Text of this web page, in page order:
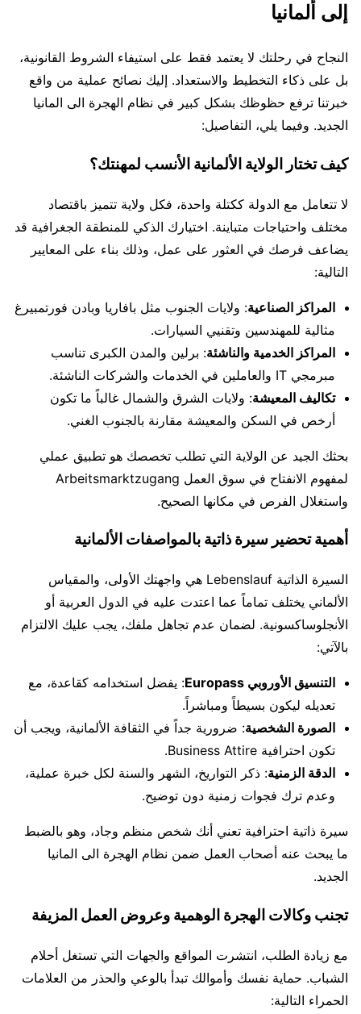
إلى ألمانيا
النجاح في رحلتك لا يعتمد فقط على استيفاء الشروط القانونية،
بل على ذكاء التخطيط والاستعداد. إليك نصائح عملية من واقع
خبرتنا ترفع حظوظك بشكل كبير في نظام الهجرة الى المانيا
الجديد. وفيما يلي، التفاصيل:
كيف تختار الولاية الألمانية الأنسب لمهنتك؟
لا تتعامل مع الدولة ككتلة واحدة، فكل ولاية تتميز باقتصاد
مختلف واحتياجات متباينة. اختيارك الذكي للمنطقة الجغرافية قد
يضاعف فرصك في العثور على عمل، وذلك بناء على المعايير
التالية:
المراكز الصناعية: ولايات الجنوب مثل بافاريا وبادن فورتمبيرغ
مثالية للمهندسين وتقنيي السيارات.
المراكز الخدمية والناشئة: برلين والمدن الكبرى تناسب
مبرمجي IT والعاملين في الخدمات والشركات الناشئة.
تكاليف المعيشة: ولايات الشرق والشمال غالباً ما تكون
أرخص في السكن والمعيشة مقارنة بالجنوب الغني.
بحثك الجيد عن الولاية التي تطلب تخصصك هو تطبيق عملي
لمفهوم الانفتاح في سوق العمل Arbeitsmarktzugang
واستغلال الفرص في مكانها الصحيح.
أهمية تحضير سيرة ذاتية بالمواصفات الألمانية
السيرة الذاتية Lebenslauf هي واجهتك الأولى، والمقياس
الألماني يختلف تماماً عما اعتدت عليه في الدول العربية أو
الأنجلوساكسونية. لضمان عدم تجاهل ملفك، يجب عليك الالتزام
بالآتي:
التنسيق الأوروبي Europass
: يفضل استخدامه كقاعدة، مع
تعديله ليكون بسيطاً ومباشراً.
الصورة الشخصية: ضرورية جداً في الثقافة الألمانية، ويجب أن
تكون احترافية Business Attire.
الدقة الزمنية: ذكر التواريخ، الشهر والسنة لكل خبرة عملية،
وعدم ترك فجوات زمنية دون توضيح.
سيرة ذاتية احترافية تعني أنك شخص منظم وجاد، وهو بالضبط
ما يبحث عنه أصحاب العمل ضمن نظام الهجرة الى المانيا
الجديد.
تجنب وكالات الهجرة الوهمية وعروض العمل المزيفة
مع زيادة الطلب، انتشرت المواقع والجهات التي تستغل أحلام
الشباب. حماية نفسك وأموالك تبدأ بالوعي والحذر من العلامات
الحمراء التالية: